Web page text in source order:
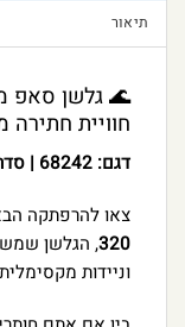
תיאור
חוויית
דגם: 68242 | סדרת הפרימיום של Intex
צאו להרפתקה
320, הגלשן
וניידות